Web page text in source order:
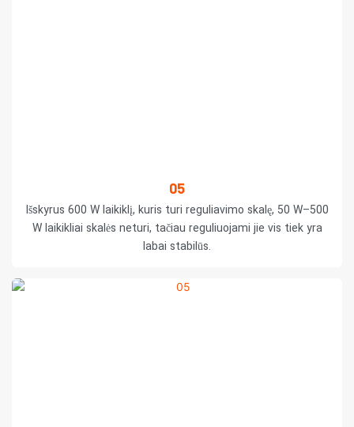
05
Išskyrus 600 W laikiklį, kuris turi reguliavimo skalę, 50 W–500
W laikikliai skalės neturi, tačiau reguliuojami jie vis tiek yra
labai stabilūs.